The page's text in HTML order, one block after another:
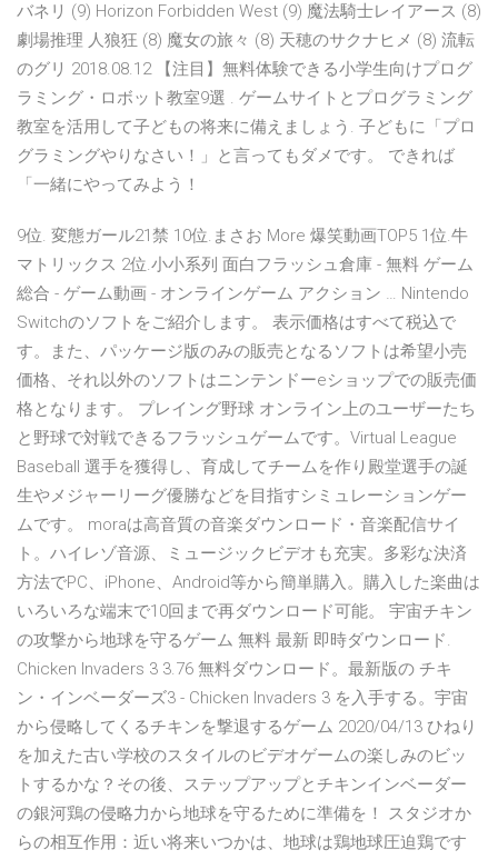
バネリ (9) Horizon Forbidden West (9) 魔法騎士レイアース (8)
劇場推理 人狼狂 (8) 魔女の旅々 (8) 天穂のサクナヒメ (8) 流転
のグリ 2018.08.12 【注目】無料体験できる小学生向けプログ
ラミング・ロボット教室9選 . ゲームサイトとプログラミング
教室を活用して子どもの将来に備えましょう. 子どもに「プロ
グラミングやりなさい！」と言ってもダメです。 できれば
「一緒にやってみよう！
9位. 変態ガール21禁 10位.まさお More 爆笑動画TOP5 1位.牛
マトリックス 2位.小小系列 面白フラッシュ倉庫 - 無料 ゲーム
総合 - ゲーム動画 - オンラインゲーム アクション … Nintendo
Switchのソフトをご紹介します。 表示価格はすべて税込で
す。また、パッケージ版のみの販売となるソフトは希望小売
価格、それ以外のソフトはニンテンドーeショップでの販売価
格となります。 プレイング野球 オンライン上のユーザーたち
と野球で対戦できるフラッシュゲームです。Virtual League
Baseball 選手を獲得し、育成してチームを作り殿堂選手の誕
生やメジャーリーグ優勝などを目指すシミュレーションゲー
ムです。 moraは高音質の音楽ダウンロード・音楽配信サイ
ト。ハイレゾ音源、ミュージックビデオも充実。多彩な決済
方法でPC、iPhone、Android等から簡単購入。購入した楽曲は
いろいろな端末で10回まで再ダウンロード可能。 宇宙チキン
の攻撃から地球を守るゲーム 無料 最新 即時ダウンロード.
Chicken Invaders 3 3.76 無料ダウンロード。最新版の チキ
ン・インベーダーズ3 - Chicken Invaders 3 を入手する。宇宙
から侵略してくるチキンを撃退するゲーム 2020/04/13 ひねり
を加えた古い学校のスタイルのビデオゲームの楽しみのビッ
トするかな？その後、ステップアップとチキンインベーダー
の銀河鶏の侵略力から地球を守るために準備を！ スタジオか
らの相互作用：近い将来いつかは、地球は鶏地球圧迫鶏です